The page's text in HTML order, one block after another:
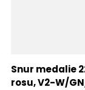
Snur medalie
rosu, V2-W/